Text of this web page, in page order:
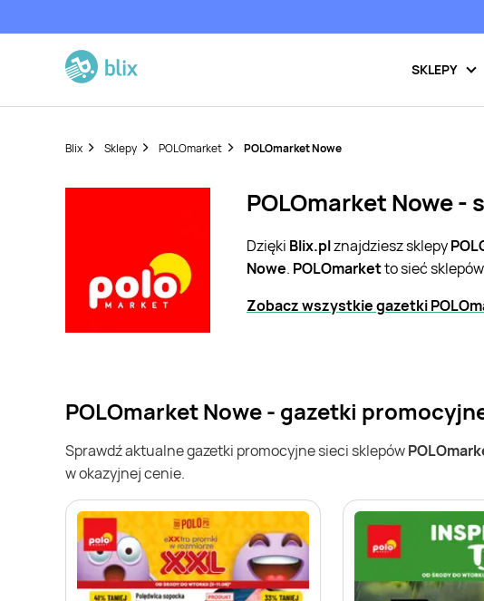
SKLEPY
Blix Sklepy POLOmarket POLOmarket Nowe
POLOmarket Nowe
Dzięki Blix.plznajdziesz sklepy
Nowe. POLOmarketto sieć
Zobacz wszystkie gazetki
POLOmarket Nowe - gazetki
Sprawdź aktualne gazetki promocyjne sieci sklepów
w okazyjnej cenie.